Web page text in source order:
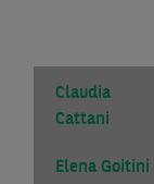
Claudia
Cattani
Elena Goitini